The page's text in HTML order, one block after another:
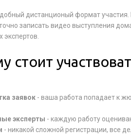
дистанционый формат участия.
записать видео выступления
стоит
заявок - ваша работа попадает к
эксперты - каждую работу
- никакой сложной регистрации, все